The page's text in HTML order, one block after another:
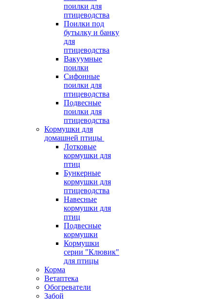
поилки для
птицеводства
Поилки под
бутылку и банку
для
птицеводства
Вакуумные
поилки
Сифонные
поилки для
птицеводства
Подвесные
поилки для
птицеводства
Кормушки для
домашней птицы
Лотковые
кормушки для
птиц
Бункерные
кормушки для
птицеводства
Навесные
кормушки для
птиц
Подвесные
кормушки
Кормушки
серии "Клювик"
для птицы
Корма
Ветаптека
Обогреватели
Забой